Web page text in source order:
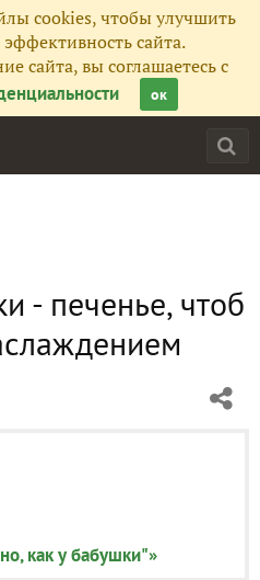
cookies, чтобы улучшить
сайта.
сайта, вы соглашаетесь с
ок
- печенье, чтоб
как у бабушки"»